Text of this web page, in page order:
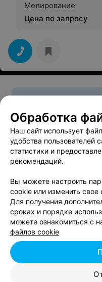
Мелирование
Цена по запросу
Стрижка волос возле
Минске
в Минске
Женская стрижка
в Минске
Обработка
Наш сайт использует
удобства пользователей
статистики и
рекомендаций.
Вы можете настроить
cookie или изменить свое
Для получения
сроках и порядке
можете ознакомиться с
файлов cookie